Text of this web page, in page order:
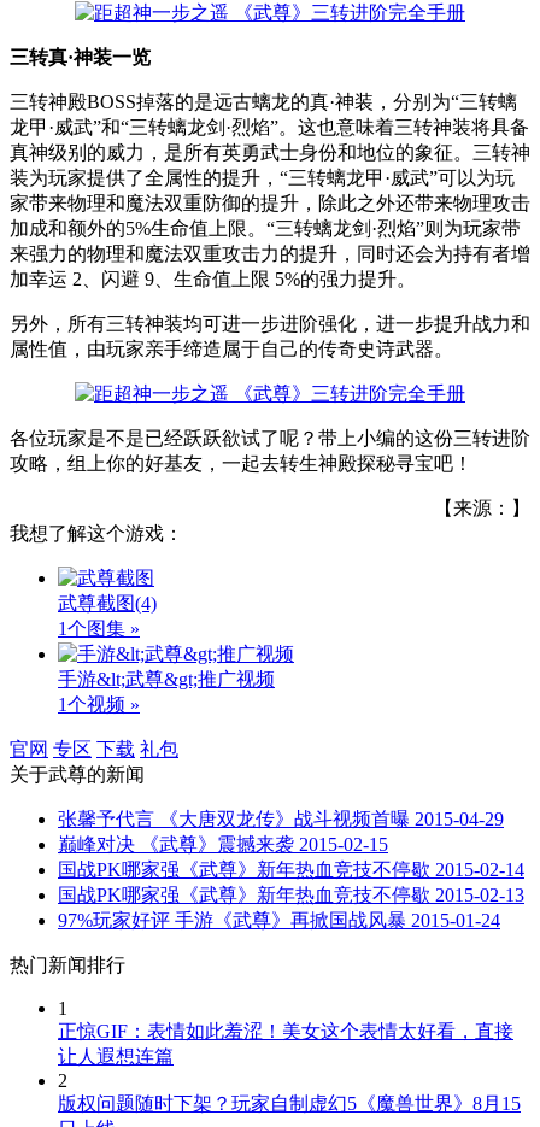
三转真·神装一览
三转神殿BOSS掉落的是远古螭龙的真·神装，分别为“三转螭
龙甲·威武”和“三转螭龙剑·烈焰”。这也意味着三转神装将具备
真神级别的威力，是所有英勇武士身份和地位的象征。三转神
装为玩家提供了全属性的提升，“三转螭龙甲·威武”可以为玩
家带来物理和魔法双重防御的提升，除此之外还带来物理攻击
加成和额外的5%生命值上限。“三转螭龙剑·烈焰”则为玩家带
来强力的物理和魔法双重攻击力的提升，同时还会为持有者增
加幸运 2、闪避 9、生命值上限 5%的强力提升。
另外，所有三转神装均可进一步进阶强化，进一步提升战力和
属性值，由玩家亲手缔造属于自己的传奇史诗武器。
各位玩家是不是已经跃跃欲试了呢？带上小编的这份三转进阶
攻略，组上你的好基友，一起去转生神殿探秘寻宝吧！
【来源：】
我想了解这个游戏：
武尊截图(4)
1个图集 »
手游&lt;武尊&gt;推广视频
1个视频 »
官网 专区 下载 礼包
关于武尊的新闻
张馨予代言 《大唐双龙传》战斗视频首曝 2015-04-29
巅峰对决 《武尊》震撼来袭 2015-02-15
国战PK哪家强《武尊》新年热血竞技不停歇 2015-02-14
国战PK哪家强《武尊》新年热血竞技不停歇 2015-02-13
97%玩家好评 手游《武尊》再掀国战风暴 2015-01-24
热门新闻排行
1
正惊GIF：表情如此羞涩！美女这个表情太好看，直接
让人遐想连篇
2
版权问题随时下架？玩家自制虚幻5《魔兽世界》8月15